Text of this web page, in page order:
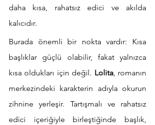
daha kısa, rahatsız edici ve akılda
kalıcıdır.
Burada önemli bir nokta vardır: Kısa
başlıklar güçlü olabilir, fakat yalnızca
kısa oldukları için değil. Lolita, romanın
merkezindeki karakterin adıyla okurun
zihnine yerleşir. Tartışmalı ve rahatsız
edici içeriğiyle birleştiğinde başlık,